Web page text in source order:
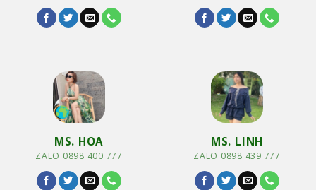
MS. HOA
ZALO 0898 400 777
MS. LINH
ZALO 0898 439 777